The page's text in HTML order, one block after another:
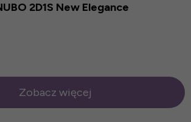
2D1S New Elegance
Zobacz więcej